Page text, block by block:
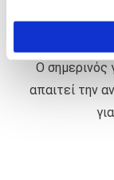
Ο σημερινός
απαιτεί την